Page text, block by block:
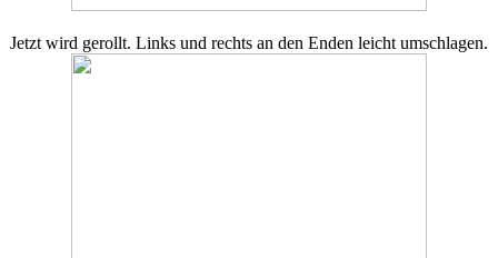
Jetzt wird gerollt. Links und rechts an den Enden leicht umschlagen.